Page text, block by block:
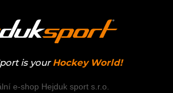
is your Hockey World!
e-shop Hejduk sport s.r.o.